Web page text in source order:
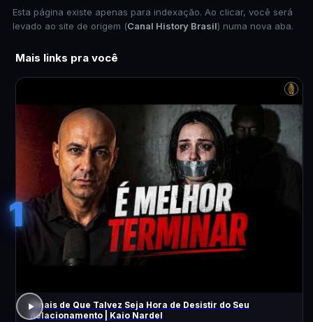
Esta página existe apenas para indexação. Ao clicar, você será
levado ao site de origem (Canal History Brasil) numa nova aba.
Mais links pra você
1
Sinais de Que Talvez Seja Hora de Desistir do Seu
Relacionamento | Kaio Nardel